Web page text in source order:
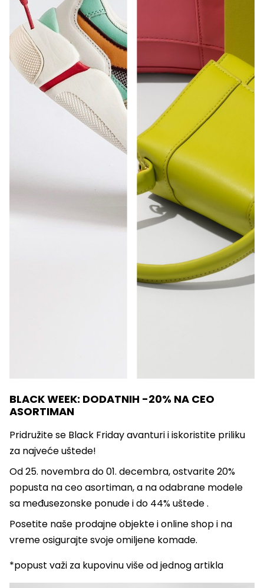
BLACK WEEK: DODATNIH -20% NA CEO
ASORTIMAN
Pridružite se Black Friday avanturi i iskoristite priliku
za najveće uštede!
Od 25. novembra do 01. decembra, ostvarite 20%
popusta na ceo asortiman, a na odabrane modele
sa međusezonske ponude i do 44% uštede .
Posetite naše prodajne objekte i online shop i na
vreme osigurajte svoje omiljene komade.
*popust važi za kupovinu više od jednog artikla